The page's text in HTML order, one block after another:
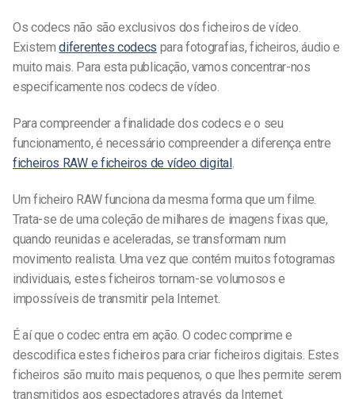
Os codecs não são exclusivos dos ficheiros de vídeo.
Existemdiferentes codecs para fotografias, ficheiros, áudio e
muito mais. Para esta publicação, vamos concentrar-nos
especificamente nos codecs de vídeo.
Para compreender a finalidade dos codecs e o seu
funcionamento, é necessário compreender a diferença entre
ficheiros RAW e ficheiros de vídeo digital.
Um ficheiro RAW funciona da mesma forma que um filme.
Trata-se de uma coleção de milhares de imagens fixas que,
quando reunidas e aceleradas, se transformam num
movimento realista. Uma vez que contém muitos fotogramas
individuais, estes ficheiros tornam-se volumosos e
impossíveis de transmitir pela Internet.
É aí que o codec entra em ação. O codec comprime e
descodifica estes ficheiros para criar ficheiros digitais. Estes
ficheiros são muito mais pequenos, o que lhes permite serem
transmitidos aos espectadores através da Internet.